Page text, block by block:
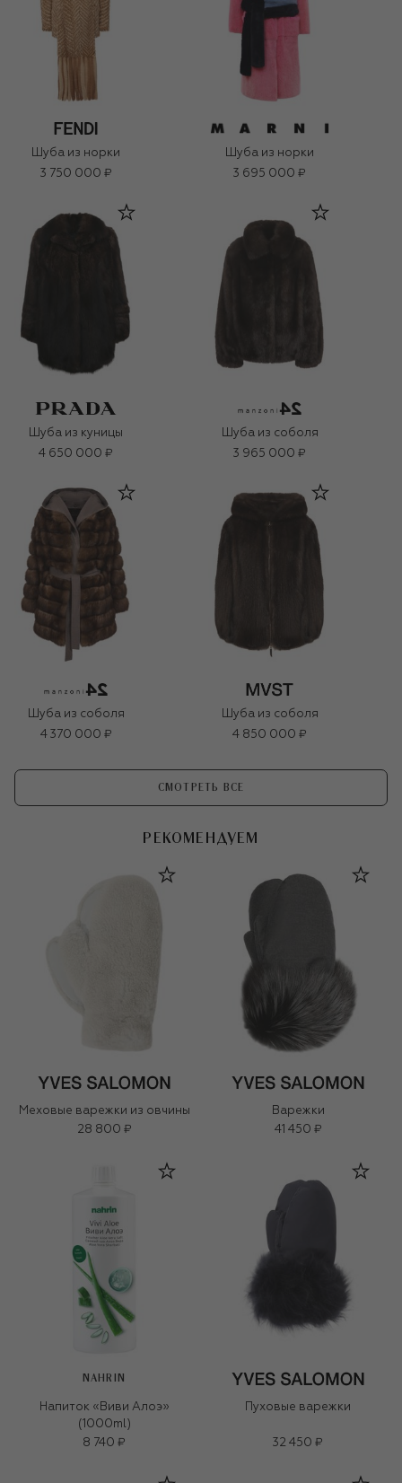
Шуба из норки
3 750 000 ₽
Шуба из норки
3 695 000 ₽
Шуба из куницы
4 650 000 ₽
Шуба из соболя
3 965 000 ₽
Шуба из соболя
4 370 000 ₽
Шуба из соболя
4 850 000 ₽
СМОТРЕТЬ ВСЕ
РЕКОМЕНДУЕМ
Меховые варежки из овчины
28 800 ₽
Варежки
41 450 ₽
NAHRIN
Напиток «Виви Алоэ»
(1000ml)
8 740 ₽
Пуховые варежки
32 450 ₽